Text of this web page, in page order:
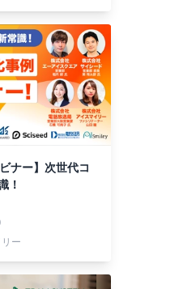
ナー】次世代コ
！
ー